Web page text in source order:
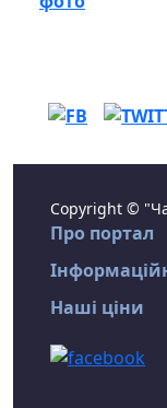
Copyright ©
Про портал
Наші ціни